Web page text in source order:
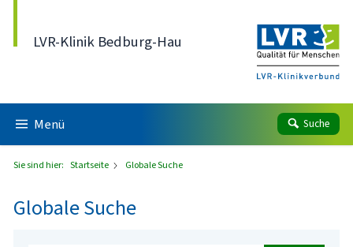
LVR-Klinik Bedburg-Hau
Menü Suche
Sie sind hier: Startseite Globale Suche
Globale Suche